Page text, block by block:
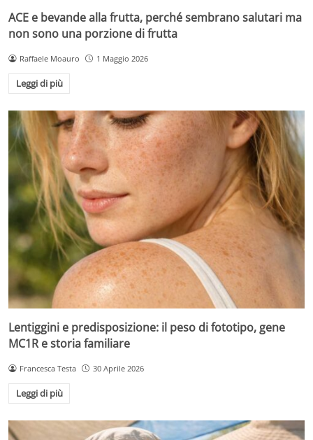
ACE e bevande alla frutta, perché sembrano salutari ma
non sono una porzione di frutta
Raffaele Moauro 1 Maggio 2026
Leggi di più
Lentiggini e predisposizione: il peso di fototipo, gene
MC1R e storia familiare
Francesca Testa 30 Aprile 2026
Leggi di più